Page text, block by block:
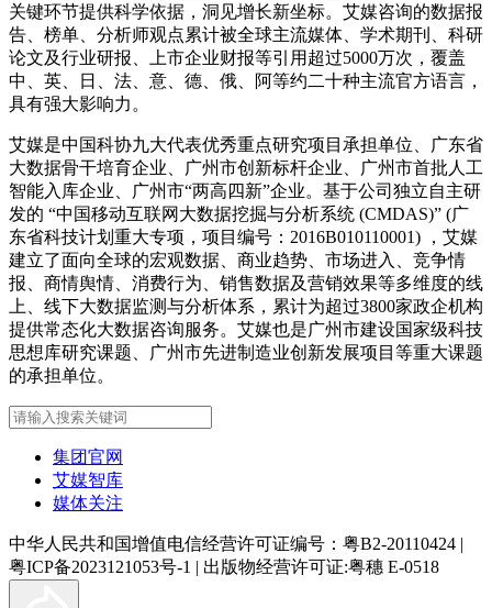
关键环节提供科学依据，洞见增长新坐标。艾媒咨询的数据报
告、榜单、分析师观点累计被全球主流媒体、学术期刊、科研
论文及行业研报、上市企业财报等引用超过5000万次，覆盖
中、英、日、法、意、德、俄、阿等约二十种主流官方语言，
具有强大影响力。
艾媒是中国科协九大代表优秀重点研究项目承担单位、广东省
大数据骨干培育企业、广州市创新标杆企业、广州市首批人工
智能入库企业、广州市“两高四新”企业。基于公司独立自主研
发的 “中国移动互联网大数据挖掘与分析系统 (CMDAS)” (广
东省科技计划重大专项，项目编号：2016B010110001) ，艾媒
建立了面向全球的宏观数据、商业趋势、市场进入、竞争情
报、商情舆情、消费行为、销售数据及营销效果等多维度的线
上、线下大数据监测与分析体系，累计为超过3800家政企机构
提供常态化大数据咨询服务。艾媒也是广州市建设国家级科技
思想库研究课题、广州市先进制造业创新发展项目等重大课题
的承担单位。
集团官网
艾媒智库
媒体关注
中华人民共和国增值电信经营许可证编号：粤B2-20110424 |
粤ICP备2023121053号-1 | 出版物经营许可证:粤穗 E-0518